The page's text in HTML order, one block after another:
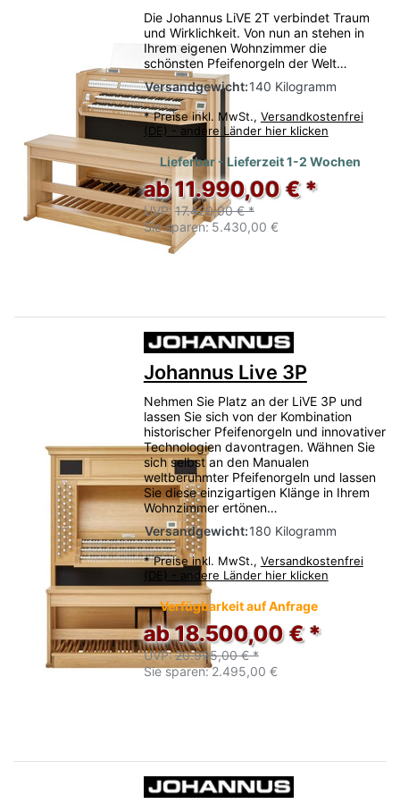
Die Johannus LiVE 2T verbindet Traum
und Wirklichkeit. Von nun an stehen in
Ihrem eigenen Wohnzimmer die
schönsten Pfeifenorgeln der Welt…
Versandgewicht:140 Kilogramm
* Preise inkl. MwSt., Versandkostenfrei
(DE) - andere Länder hier klicken
Lieferbar - Lieferzeit 1-2 Wochen
ab 11.990,00 € *
UVP: 17.420,00 € *
Sie sparen:5.430,00 €
Johannus Live 3P
Nehmen Sie Platz an der LiVE 3P und
lassen Sie sich von der Kombination
historischer Pfeifenorgeln und innovativer
Technologien davontragen. Wähnen Sie
sich selbst an den Manualen
weltberühmter Pfeifenorgeln und lassen
Sie diese einzigartigen Klänge in Ihrem
Wohnzimmer ertönen…
Versandgewicht:180 Kilogramm
* Preise inkl. MwSt., Versandkostenfrei
(DE) - andere Länder hier klicken
Verfügbarkeit auf Anfrage
ab 18.500,00 € *
UVP:20.995,00 € *
Sie sparen:2.495,00 €